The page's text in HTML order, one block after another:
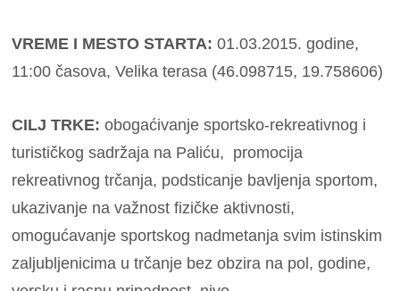
VREME I MESTO STARTA:01.03.2015. godine,
11:00 časova, Velika terasa (46.098715, 19.758606)
CILJ TRKE: obogaćivanje sportsko-rekreativnog i
turističkog sadržaja na Paliću, promocija
rekreativnog trčanja, podsticanje bavljenja sportom,
ukazivanje na važnost fizičke aktivnosti,
omogućavanje sportskog nadmetanja svim istinskim
zaljubljenicima u trčanje bez obzira na pol, godine,